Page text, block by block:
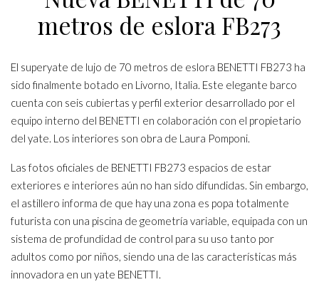
metros de eslora FB273
El superyate de lujo de 70 metros de eslora BENETTI FB273 ha
sido finalmente botado en Livorno, Italia. Este elegante barco
cuenta con seis cubiertas y perfil exterior desarrollado por el
equipo interno del BENETTI en colaboración con el propietario
del yate. Los interiores son obra de Laura Pomponi.
Las fotos oficiales de BENETTI FB273 espacios de estar
exteriores e interiores aún no han sido difundidas. Sin embargo,
el astillero informa de que hay una zona es popa totalmente
futurista con una piscina de geometría variable, equipada con un
sistema de profundidad de control para su uso tanto por
adultos como por niños, siendo una de las características más
innovadora en un yate BENETTI.